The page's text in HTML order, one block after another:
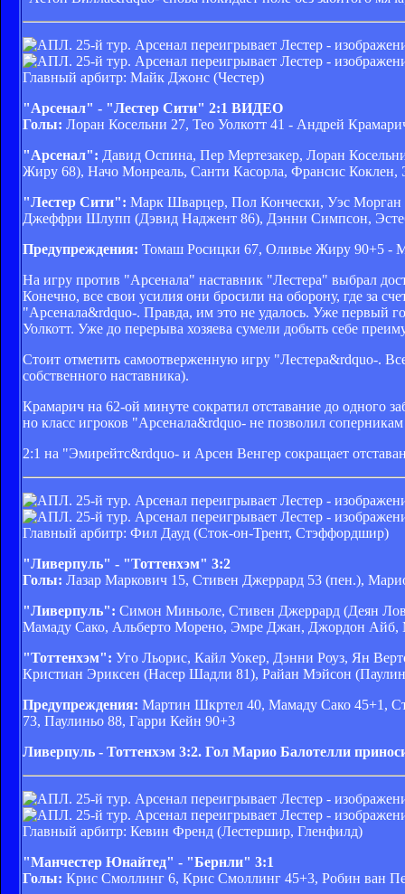
Главный арбитр: Майк Джонс (Честер)
"Арсенал" - "Лестер Сити" 2:1 ВИДЕО
Голы: Лоран Косельни 27, Тео Уолкотт 41 - Андрей
"Арсенал": Давид Оспина, Пер Мертезакер, Лоран
Жиру 68), Начо Монреаль, Санти Касорла, Франсис Коклен,
"Лестер Сити": Марк Шварцер, Пол Кончески, Уэс
Джеффри Шлупп (Дэвид Наджент 86), Дэнни Симпсон,
Предупреждения: Томаш Росицки 67, Оливье Жиру 90+5 -
На игру против "Арсенала" наставник "Лестера" выбрал
Конечно, все свои усилия они бросили на оборону, где за
"Арсенала&rdquo-. Правда, им это не удалось. Уже первый
Уолкотт. Уже до перерыва хозяева сумели добыть себе
Стоит отметить самоотверженную игру "Лестера&rdquo-.
собственного наставника).
Крамарич на 62-ой минуте сократил отставание до одного
но класс игроков "Арсенала&rdquo- не позволил
2:1 на "Эмирейтс&rdquo- и Арсен Венгер сокращает
Главный арбитр: Фил Дауд (Сток-он-Трент, Стэффордшир)
"Ливерпуль" - "Тоттенхэм" 3:2
Голы: Лазар Маркович 15, Стивен Джеррард 53 (пен.),
"Ливерпуль": Симон Миньоле, Стивен Джеррард (Деян
Мамаду Сако, Альберто Морено, Эмре Джан, Джордон Айб,
"Тоттенхэм": Уго Льорис, Кайл Уокер, Дэнни Роуз, Ян
Кристиан Эриксен (Насер Шадли 81), Райан Мэйсон
Предупреждения: Мартин Шкртел 40, Мамаду Сако 45+1,
73, Паулиньо 88, Гарри Кейн 90+3
Ливерпуль - Тоттенхэм 3:2. Гол Марио Балотелли
Главный арбитр: Кевин Френд (Лестершир, Гленфилд)
"Манчестер Юнайтед" - "Бернли" 3:1
Голы: Крис Смоллинг 6, Крис Смоллинг 45+3, Робин ван